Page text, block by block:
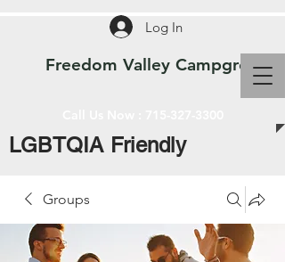
Freedom Valley Campground
Log In
LGBTQIA Friendly
Groups